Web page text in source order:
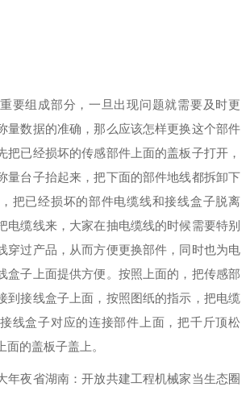
要组成部分，一旦出现问题就需要及时更
量数据的准确，那么应该怎样更换这个部件
把已经损坏的传感部件上面的盖板子打开，
量台子抬起来，把下面的部件地线都拆卸下
把已经损坏的部件电缆线和接线盒子脱离
电缆线来，大家在抽电缆线的时候需要特别
穿过产品，从而方便更换部件，同时也为电
盒子上面提供方便。按照上面的，把传感部
到接线盒子上面，按照图纸的指示，把电缆
线盒子对应的连接部件上面，把千斤顶松
的盖板子盖上。
夜省湖南：开放共建工程机械家当生态圈